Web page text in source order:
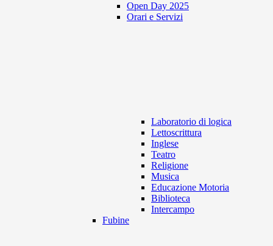
Open Day 2025
Orari e Servizi
Laboratorio di logica
Lettoscrittura
Inglese
Teatro
Religione
Musica
Educazione Motoria
Biblioteca
Intercampo
Fubine